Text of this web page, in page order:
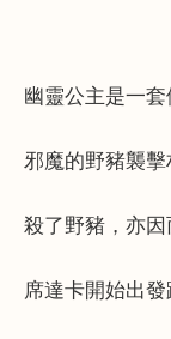
幽靈公主是一
邪魔的野豬襲
殺了野豬，亦
席達卡開始出